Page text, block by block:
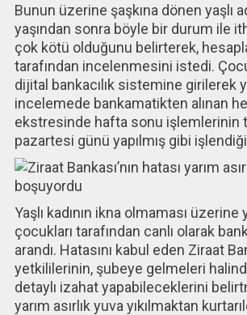
Bunun üzerine şaşkına dönen yaşlı
yaşından sonra böyle bir durum ile
çok kötü olduğunu belirterek,
tarafından incelenmesini istedi.
dijital bankacılık sistemine girilerek
incelemede bankamatikten alınan
ekstresinde hafta sonu işlemlerinin
pazartesi günü yapılmış gibi
Yaşlı kadının ikna olmaması üzerine
çocukları tarafından canlı olarak
arandı. Hatasını kabul eden Ziraat
yetkililerinin, şubeye gelmeleri
detaylı izahat yapabileceklerini
yarım asırlık yuva yıkılmaktan